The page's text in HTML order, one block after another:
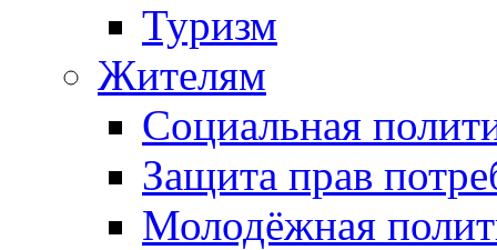
Туризм
Жителям
Социальная
Защита прав
Молодёжная